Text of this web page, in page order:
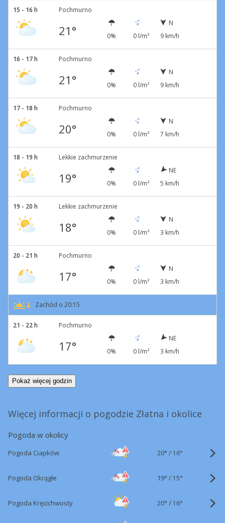
15 - 16 h Pochmurno
21° 0% 0 l/m²
N
9 km/h
16 - 17 h Pochmurno
21° 0% 0 l/m²
N
9 km/h
17 - 18 h Pochmurno
20° 0% 0 l/m²
N
7 km/h
18 - 19 h Lekkie zachmurzenie
19° 0% 0 l/m²
NE
5 km/h
19 - 20 h Lekkie zachmurzenie
18° 0% 0 l/m²
N
3 km/h
20 - 21 h Pochmurno
17° 0% 0 l/m²
N
3 km/h
Zachód o 20:15
21 - 22 h Pochmurno
17° 0% 0 l/m²
NE
3 km/h
Pokaż więcej godzin
Więcej informacji o pogodzie Złatna i okolice
Pogoda w okolicy
Pogoda Ciapków 20° / 16°
Pogoda Okrągłe 19° / 15°
Pogoda Kręcichwosty 20° / 16°